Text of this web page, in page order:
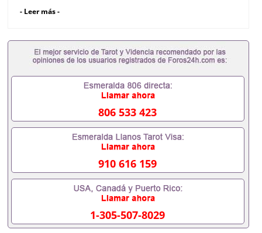
办理留学归国证明办理留信网认证办理留服认证办理
理美国文凭办理澳洲文凭办理英国文凭办理加拿大文
凭办理德国文凭 一、快速办理材料： 1、毕业证+成
绩单+留学回国人员证明+教育部认证,录取通知书，
好友一份完美交代）； 2、雅思、托福，OFFER，在
读证明，学生卡等留学相关材料（申请学校、转学，
都可以安排办理，毕业证成绩单，学校，专业，学
位，毕业时间都可以根据客户要求安排。 国内找工作
假的毕业证可以用吗551190476假的毕业证成绩单可
以办学历认证吗551190476要定居国外需要办理什么
材料551190476入职事业单位/国企假的毕业证会查吗
551190476入职国企/事业单位需要些什么材料
551190476办理假毕业证在国内能用吗, 挂科拿不到毕
业证怎么办, 毕业证丢了怎么办, 没有正常毕业怎么办
理毕业证,没毕业可以办学历认证吗,您是否因为中途
辍学、挂科而没有正常毕业551190476您是否因为递
交材料不齐而被拒之门外551190476您是否因没正常
- Leer más -
806 533 423
910 616 159
1-305-507-8029